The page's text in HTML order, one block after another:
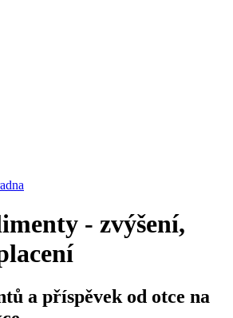
- zvýšení,
a příspěvek od otce na